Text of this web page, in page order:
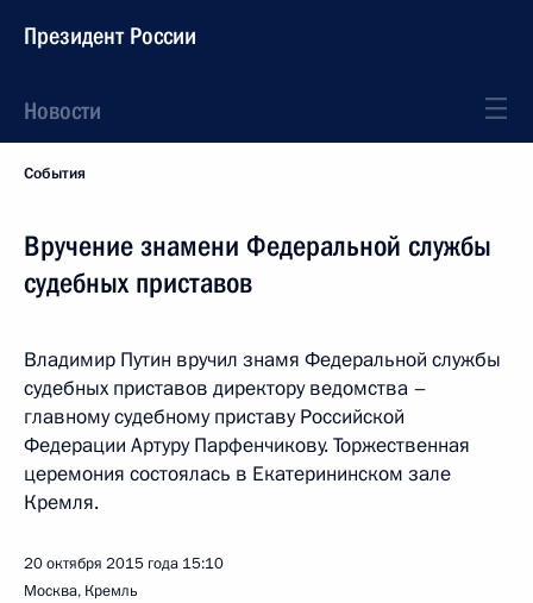
Президент России
Новости
События
Вручение знамени Федеральной службы
судебных приставов
Владимир Путин вручил знамя Федеральной службы
судебных приставов директору ведомства –
главному судебному приставу Российской
Федерации Артуру Парфенчикову. Торжественная
церемония состоялась в Екатерининском зале
Кремля.
20 октября 2015 года 15:10
Москва, Кремль